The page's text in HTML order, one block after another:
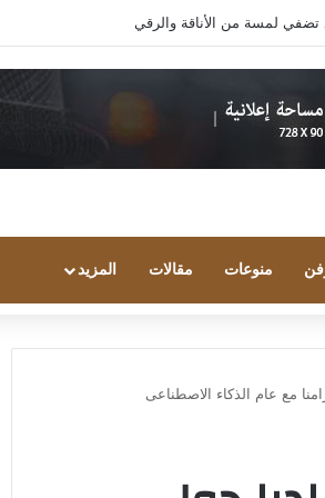
منوعات مقالات المزيد
مع عام الذكاء الاصطناعى